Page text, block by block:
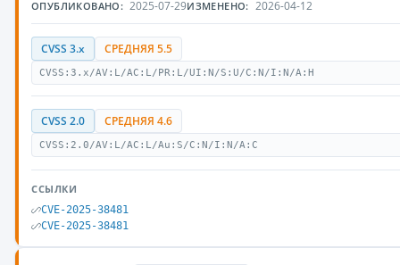
ОПУБЛИКОВАНО: 2025-07-29ИЗМЕНЕНО: 2026-04-12
CVSS 3.x СРЕДНЯЯ 5.5
CVSS:3.x/AV:L/AC:L/PR:L/UI:N/S:U/C:N/I:N/A:H
CVSS 2.0 СРЕДНЯЯ 4.6
CVSS:2.0/AV:L/AC:L/Au:S/C:N/I:N/A:C
ССЫЛКИ
CVE-2025-38481
CVE-2025-38481